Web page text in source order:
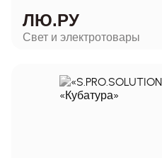
ЛЮ.РУ
Свет и электротовары